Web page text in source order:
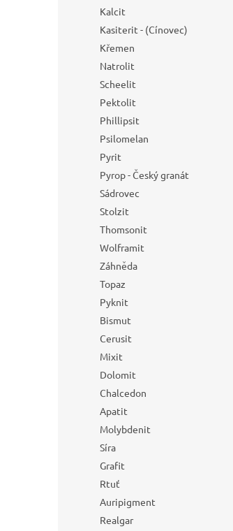
Kalcit
Kasiterit - (Cínovec)
Křemen
Natrolit
Scheelit
Pektolit
Phillipsit
Psilomelan
Pyrit
Pyrop - Český granát
Sádrovec
Stolzit
Thomsonit
Wolframit
Záhněda
Topaz
Pyknit
Bismut
Cerusit
Mixit
Dolomit
Chalcedon
Apatit
Molybdenit
Síra
Grafit
Rtuť
Auripigment
Realgar